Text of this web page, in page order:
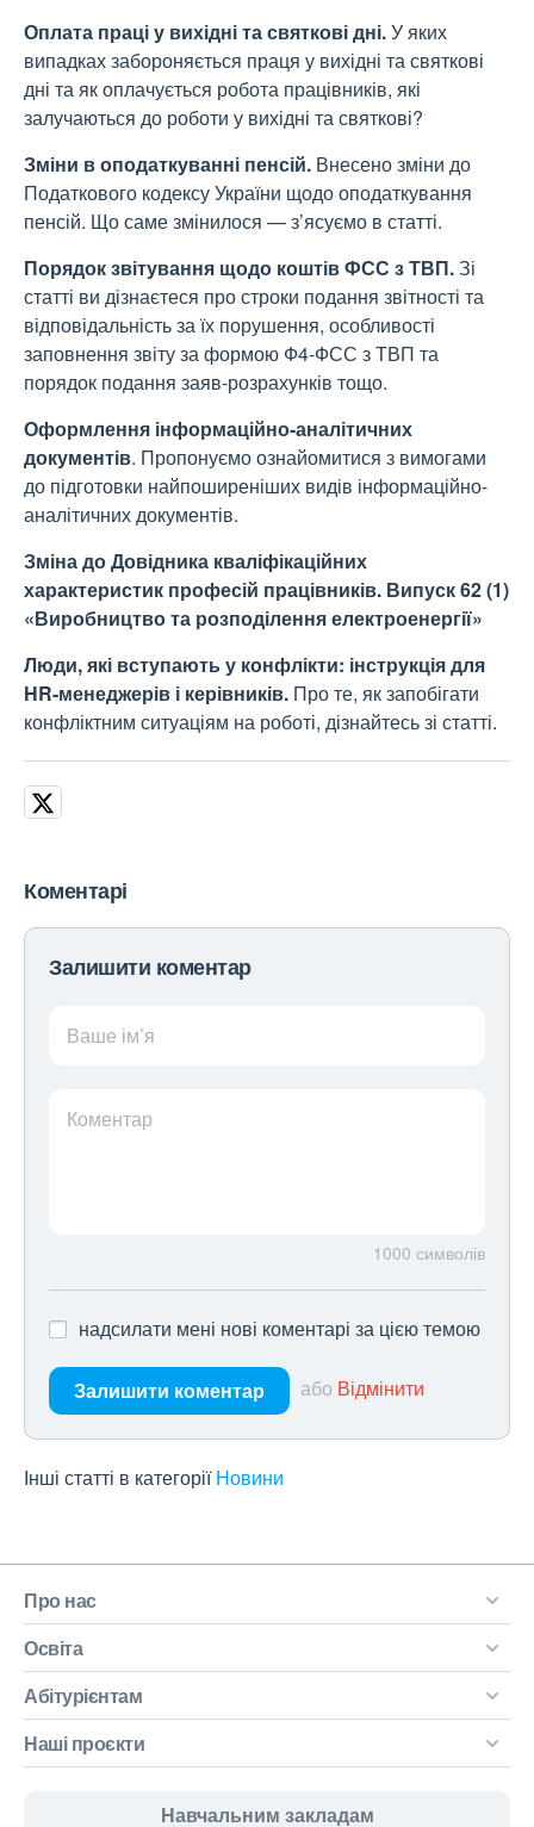
Оплата праці у вихідні та святкові дні.У яких
випадках забороняється праця у вихідні та святкові
дні та як оплачується робота працівників, які
залучаються до роботи у вихідні та святкові?
Зміни в оподаткуванні пенсій. Внесено зміни до
Податкового кодексу України щодо оподаткування
пенсій. Що саме змінилося — з’ясуємо в статті.
Порядок звітування щодо коштів ФСС з ТВП.Зі
статті ви дізнаєтеся про строки подання звітності та
відповідальність за їх порушення, особливості
заповнення звіту за формою Ф4-ФСС з ТВП та
порядок подання заяв-розрахунків тощо.
Оформлення інформаційно-аналітичних
документів. Пропонуємо ознайомитися з вимогами
до підготовки найпоширеніших видів інформаційно-
аналітичних документів.
Зміна до Довідника кваліфікаційних
характеристик професій працівників. Випуск 62 (1)
«Виробництво та розподілення електроенергії»
Люди, які вступають у конфлікти: інструкція для
HR-менеджерів і керівників. Про те, як запобігати
конфліктним ситуаціям на роботі, дізнайтесь зі статті.
Коментарі
Залишити коментар
Ваше ім’я
Коментар
1000 символів
надсилати мені нові коментарі за цією темою
Залишити коментар або Відмінити
Інші статті в категорії Новини
Про нас
Освіта
Абітурієнтам
Наші проєкти
Навчальним закладам